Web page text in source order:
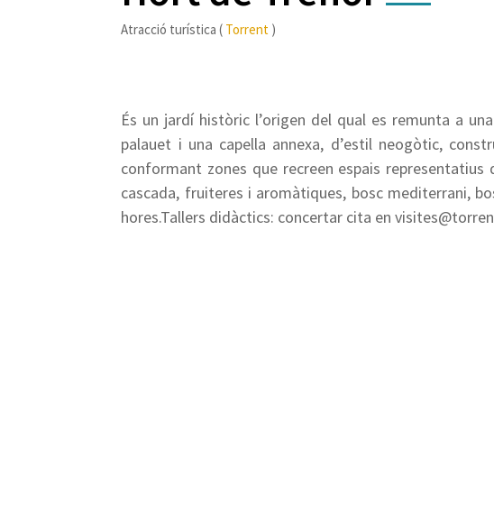
Atracció turística ( Torrent )
És un jardí històric l’origen del qual es remunta a
palauet i una capella annexa, d’estil neogòtic,
conformant zones que recreen espais representatius
cascada, fruiteres i aromàtiques, bosc mediterrani,
hores.Tallers didàctics: concertar cita en